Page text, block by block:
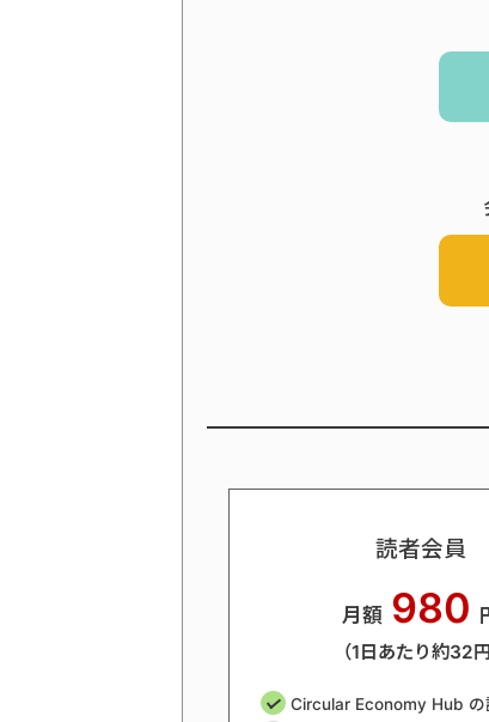
読者会員
月額 980
（1日あたり約32円
Circular Economy Hub の